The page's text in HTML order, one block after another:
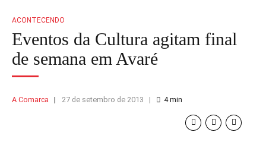
ACONTECENDO
Eventos da Cultura agitam final
de semana em Avaré
A Comarca 27 de setembro de 2013 4min